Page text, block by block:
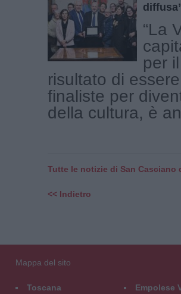
“La
per
risultato di
finaliste per
della cultura, è
Tutte le notizie di San Casciano
<< Indietro
Mappa del sito
Toscana
Empolese